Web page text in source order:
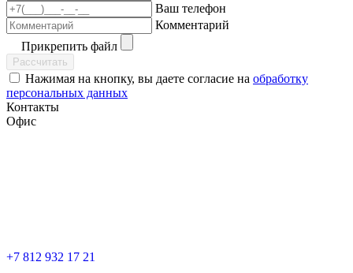
Ваш телефон
Комментарий
Прикрепить файл
Рассчитать
Нажимая на кнопку, вы даете согласие на обработку
персональных данных
Контакты
Офис
+7 812 932 17 21